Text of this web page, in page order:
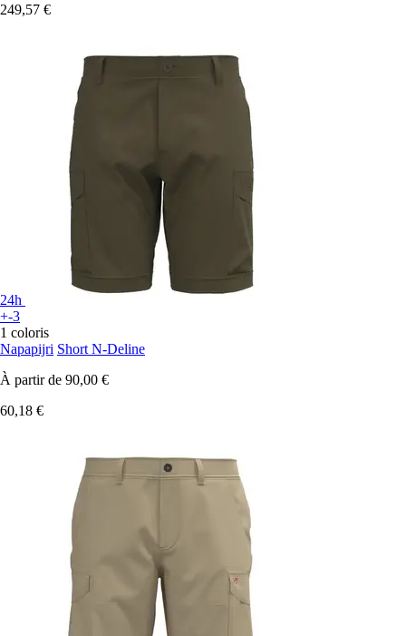
249,57 €
24h
+-3
1 coloris
Napapijri Short N-Deline
À partir de 90,00 €
60,18 €